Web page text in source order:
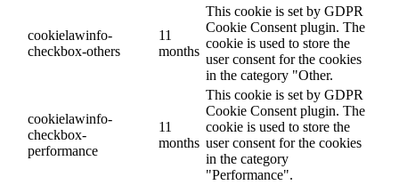
cookielawinfo-
checkbox-others
11
months
This cookie is set by GDPR
Cookie Consent plugin. The
cookie is used to store the
user consent for the cookies
in the category "Other.
cookielawinfo-
checkbox-
performance
11
months
This cookie is set by GDPR
Cookie Consent plugin. The
cookie is used to store the
user consent for the cookies
in the category
"Performance".